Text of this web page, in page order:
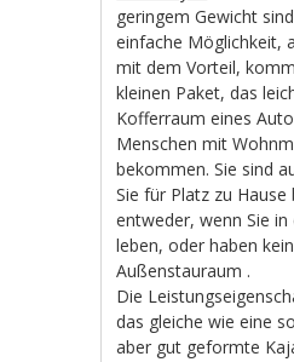
geringem Gewicht
einfache Möglichkeit,
mit dem Vorteil,
kleinen Paket, das
Kofferraum eines
Menschen mit
bekommen. Sie sind
Sie für Platz zu Hause
entweder, wenn Sie
leben, oder haben
Außenstauraum .
Die
das gleiche wie eine
aber gut geformte